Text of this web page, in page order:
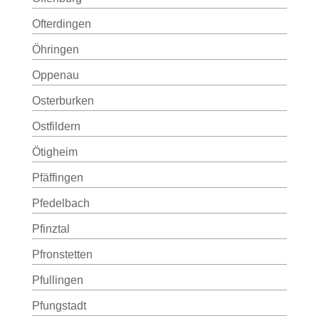
Ofterdingen
Öhringen
Oppenau
Osterburken
Ostfildern
Ötigheim
Pfäffingen
Pfedelbach
Pfinztal
Pfronstetten
Pfullingen
Pfungstadt